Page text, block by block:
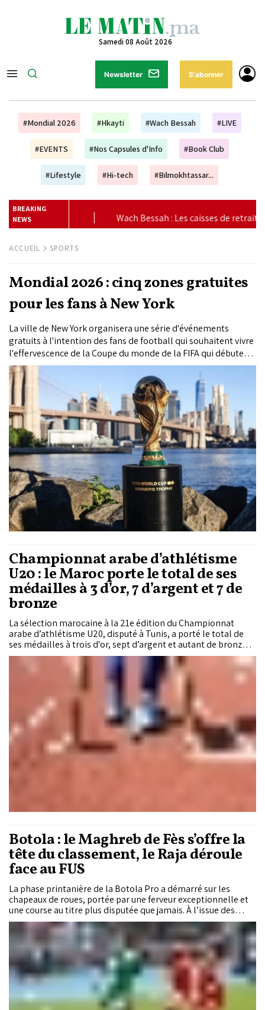
Samedi 08 Août 2026
Newsletter S'abonner
#Mondial 2026 #Hkayti #Wach Bessah #LIVE
#EVENTS #Nos Capsules d'Info #Book Club
#Lifestyle #Hi-tech #Bilmokhtassar...
BREAKING
NEWS
Les caisses de retraite sont-elles en fin de vie ? | CAN
ACCUEIL SPORTS
Mondial 2026 : cinq zones gratuites
pour les fans à New York
La ville de New York organisera une série d'événements
gratuits à l'intention des fans de football qui souhaitent vivre
l'effervescence de la Coupe du monde de la FIFA qui débutera
le 11 juin prochain, ont annoncé lundi les autorités de la
métropole américaine.
Championnat arabe d’athlétisme
U20 : le Maroc porte le total de ses
médailles à 3 d’or, 7 d’argent et 7 de
bronze
La sélection marocaine à la 21e édition du Championnat
arabe d’athlétisme U20, disputé à Tunis, a porté le total de
ses médailles à trois d'or, sept d’argent et autant de bronze, à
l’issue de la deuxième journée des compétitions.
Botola : le Maghreb de Fès s’offre la
tête du classement, le Raja déroule
face au FUS
La phase printanière de la Botola Pro a démarré sur les
chapeaux de roues, portée par une ferveur exceptionnelle et
une course au titre plus disputée que jamais. À l’issue des
rencontres de la 16e journée, le Maghreb de Fès s’est emparé
du fauteuil de leader, tandis que le Raja de Casablanca a
frappé fort en s’installant à la deuxième place du classement.
Dans le même temps, l’AS FAR a laissé filer de précieux points
et recule à la troisième position, relançant totalement la
hiérarchie au sommet.